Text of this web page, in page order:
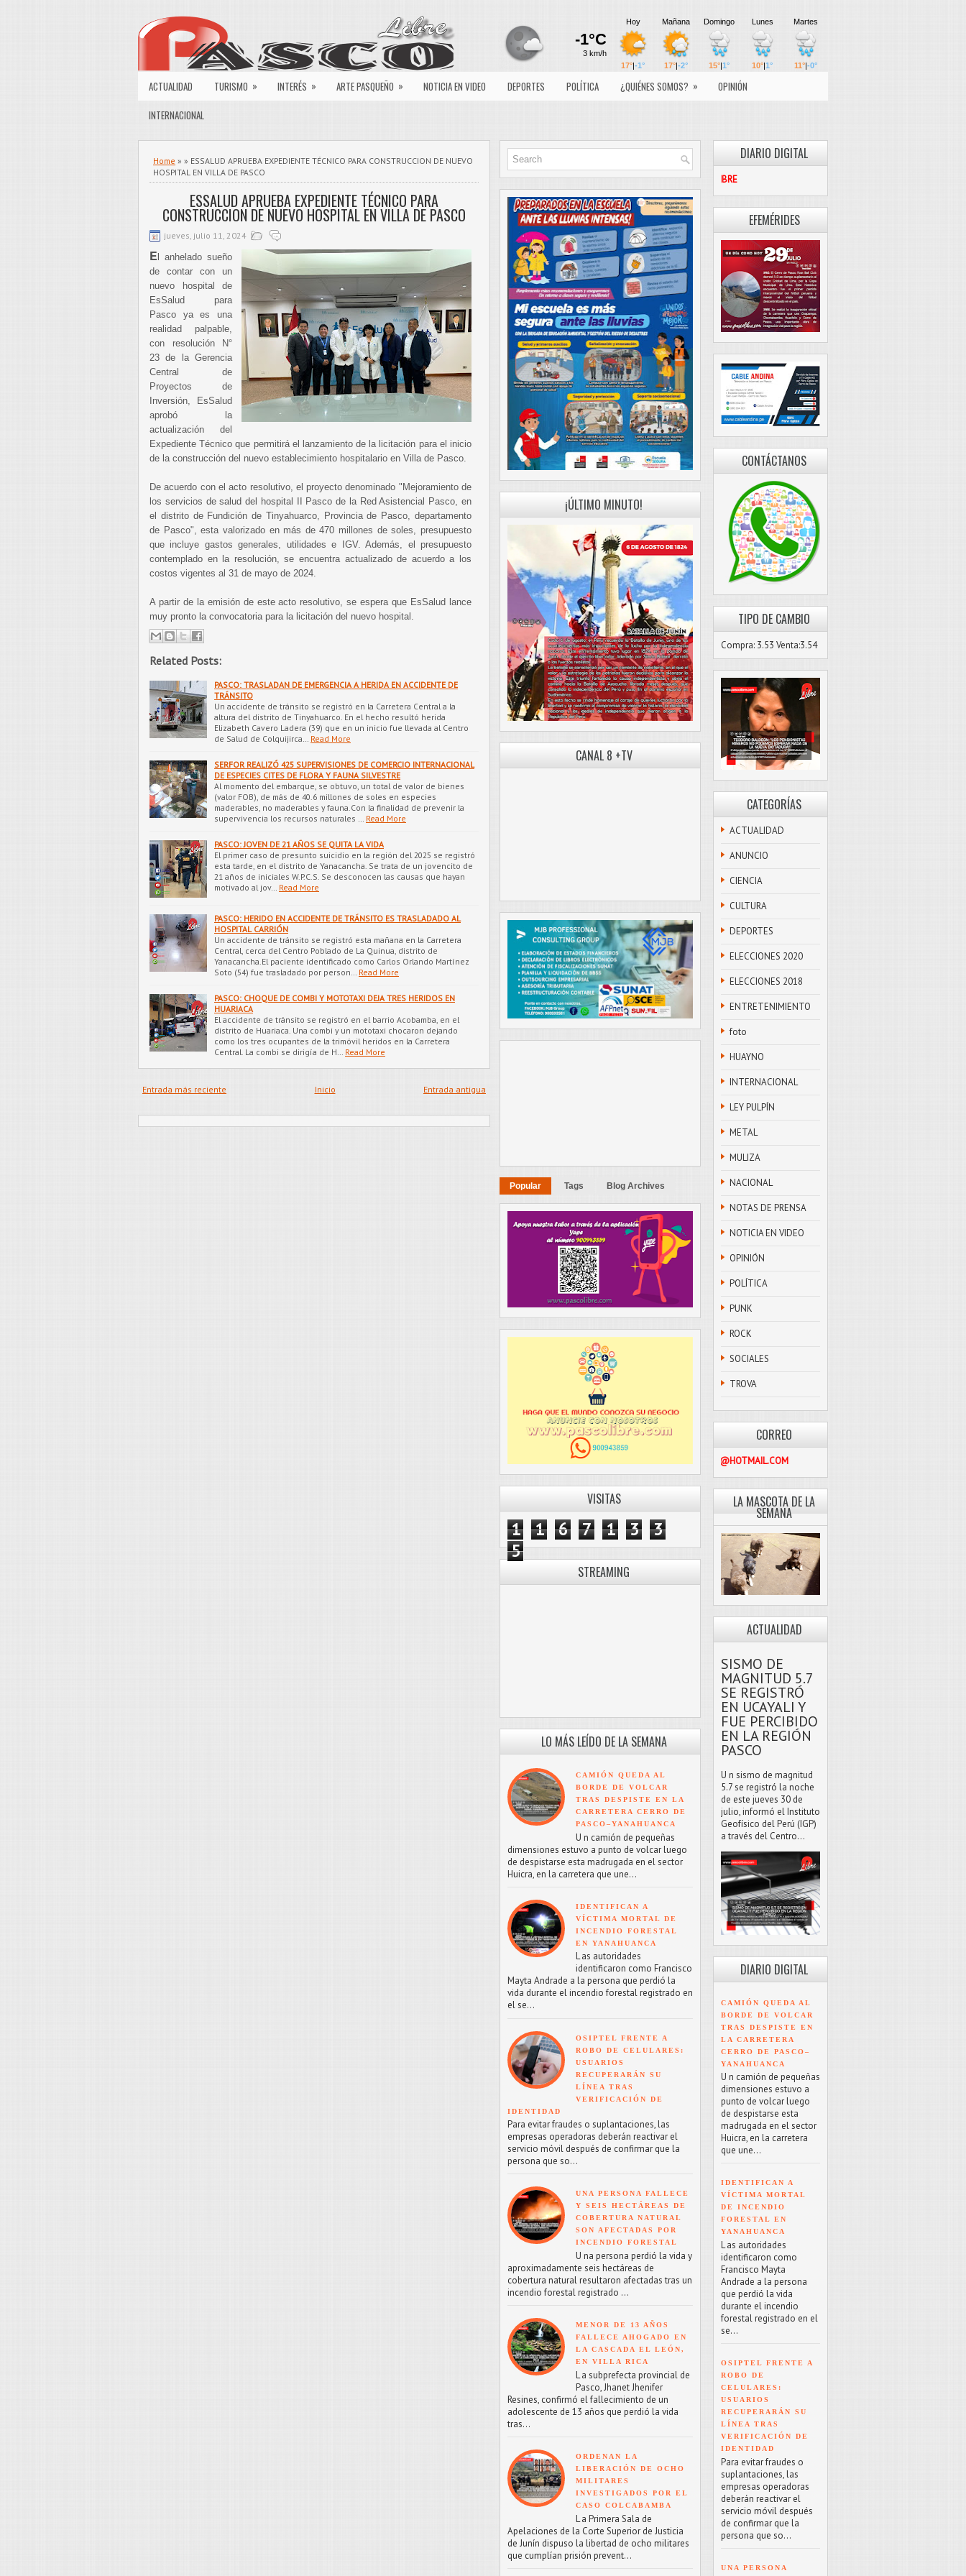
ACTUALIDAD TURISMO » INTERÉS » ARTE PASQUEÑO » NOTICIA EN VIDEO DEPORTES POLÍTICA ¿QUIÉNES SOMOS? »
OPINIÓN
INTERNACIONAL
Home » » ESSALUD APRUEBA EXPEDIENTE TÉCNICO PARA CONSTRUCCION DE NUEVO
HOSPITAL EN VILLA DE PASCO
ESSALUD APRUEBA EXPEDIENTE TÉCNICO PARA
CONSTRUCCION DE NUEVO HOSPITAL EN VILLA DE PASCO
jueves, julio 11, 2024
E l anhelado sueño
de contar con un
nuevo hospital de
EsSalud para
Pasco ya es una
realidad palpable,
con resolución N°
23 de la Gerencia
Central de
Proyectos de
Inversión, EsSalud
aprobó la
actualización del
Expediente Técnico que permitirá el lanzamiento de la licitación para el inicio
de la construcción del nuevo establecimiento hospitalario en Villa de Pasco.
De acuerdo con el acto resolutivo, el proyecto denominado "Mejoramiento de
los servicios de salud del hospital II Pasco de la Red Asistencial Pasco, en
el distrito de Fundición de Tinyahuarco, Provincia de Pasco, departamento
de Pasco", esta valorizado en más de 470 millones de soles, presupuesto
que incluye gastos generales, utilidades e IGV. Además, el presupuesto
contemplado en la resolución, se encuentra actualizado de acuerdo a los
costos vigentes al 31 de mayo de 2024.
A partir de la emisión de este acto resolutivo, se espera que EsSalud lance
muy pronto la convocatoria para la licitación del nuevo hospital.
Related Posts:
PASCO: TRASLADAN DE EMERGENCIA A HERIDA EN ACCIDENTE DE
TRÁNSITO
Un accidente de tránsito se registró en la Carretera Central a la
altura del distrito de Tinyahuarco. En el hecho resultó herida
Elizabeth Cavero Ladera (39) que en un inicio fue llevada al Centro
de Salud de Colquijirca…
Read More
SERFOR REALIZÓ 425 SUPERVISIONES DE COMERCIO INTERNACIONAL
DE ESPECIES CITES DE FLORA Y FAUNA SILVESTRE
Al momento del embarque, se obtuvo, un total de valor de bienes
(valor FOB), de más de 40.6 millones de soles en especies
maderables, no maderables y fauna.Con la finalidad de prevenir la
supervivencia los recursos naturales …
Read More
PASCO: JOVEN DE 21 AÑOS SE QUITA LA VIDA
El primer caso de presunto suicidio en la región del 2025 se registró
esta tarde, en el distrito de Yanacancha. Se trata de un jovencito de
21 años de iniciales W.P.C.S. Se desconocen las causas que hayan
motivado al jov…
Read More
PASCO: HERIDO EN ACCIDENTE DE TRÁNSITO ES TRASLADADO AL
HOSPITAL CARRIÓN
Un accidente de tránsito se registró esta mañana en la Carretera
Central, cerca del Centro Poblado de La Quinua, distrito de
Yanacancha.El paciente identificado como Carlos Orlando Martínez
Soto (54) fue trasladado por person…
Read More
PASCO: CHOQUE DE COMBI Y MOTOTAXI DEJA TRES HERIDOS EN
HUARIACA
El accidente de tránsito se registró en el barrio Acobamba, en el
distrito de Huariaca. Una combi y un mototaxi chocaron dejando
como los tres ocupantes de la trimóvil heridos en la Carretera
Central. La combi se dirigía de H…
Read More
Entrada más reciente Entrada antigua
Inicio
¡ÚLTIMO MINUTO!
CANAL 8 +TV
Popular Tags Blog Archives
VISITAS
1 1 6 7 1 3
3
5
STREAMING
LO MÁS LEÍDO DE LA SEMANA
CAMIÓN QUEDA AL
BORDE DE VOLCAR
TRAS DESPISTE EN LA
CARRETERA CERRO DE
PASCO–YANAHUANCA
U n camión de pequeñas
dimensiones estuvo a punto de volcar luego
de despistarse esta madrugada en el sector
Huicra, en la carretera que une...
IDENTIFICAN A
VÍCTIMA MORTAL DE
INCENDIO FORESTAL
EN YANAHUANCA
L as autoridades
identificaron como Francisco
Mayta Andrade a la persona que perdió la
vida durante el incendio forestal registrado en
el se...
OSIPTEL FRENTE A
ROBO DE CELULARES:
USUARIOS
RECUPERARÁN SU
LÍNEA TRAS
VERIFICACIÓN DE
IDENTIDAD
Para evitar fraudes o suplantaciones, las
empresas operadoras deberán reactivar el
servicio móvil después de confirmar que la
persona que so...
UNA PERSONA FALLECE
Y SEIS HECTÁREAS DE
COBERTURA NATURAL
SON AFECTADAS POR
INCENDIO FORESTAL
U na persona perdió la vida y
aproximadamente seis hectáreas de
cobertura natural resultaron afectadas tras un
incendio forestal registrado ...
MENOR DE 13 AÑOS
FALLECE AHOGADO EN
LA CASCADA EL LEÓN,
EN VILLA RICA
L a subprefecta provincial de
Pasco, Jhanet Jhenifer
Resines, confirmó el fallecimiento de un
adolescente de 13 años que perdió la vida
tras...
ORDENAN LA
LIBERACIÓN DE OCHO
MILITARES
INVESTIGADOS POR EL
CASO COLCABAMBA
L a Primera Sala de
Apelaciones de la Corte Superior de Justicia
de Junín dispuso la libertad de ocho militares
que cumplían prisión prevent...
DIARIO DIGITAL
EFEMÉRIDES
CONTÁCTANOS
TIPO DE CAMBIO
Compra: 3.53 Venta:3.54
CATEGORÍAS
ACTUALIDAD
ANUNCIO
CIENCIA
CULTURA
DEPORTES
ELECCIONES 2020
ELECCIONES 2018
ENTRETENIMIENTO
foto
HUAYNO
INTERNACIONAL
LEY PULPÍN
METAL
MULIZA
NACIONAL
NOTAS DE PRENSA
NOTICIA EN VIDEO
OPINIÓN
POLÍTICA
PUNK
ROCK
SOCIALES
TROVA
CORREO
PASCOLIBRE@HOTMAIL.COM
LA MASCOTA DE LA
SEMANA
ACTUALIDAD
SISMO DE
MAGNITUD 5.7
SE REGISTRÓ
EN UCAYALI Y
FUE PERCIBIDO
EN LA REGIÓN
PASCO
U n sismo de magnitud
5.7 se registró la noche
de este jueves 30 de
julio, informó el Instituto
Geofísico del Perú (IGP)
a través del Centro...
DIARIO DIGITAL
CAMIÓN QUEDA AL
BORDE DE VOLCAR
TRAS DESPISTE EN
LA CARRETERA
CERRO DE PASCO–
YANAHUANCA
U n camión de pequeñas
dimensiones estuvo a
punto de volcar luego
de despistarse esta
madrugada en el sector
Huicra, en la carretera
que une...
IDENTIFICAN A
VÍCTIMA MORTAL
DE INCENDIO
FORESTAL EN
YANAHUANCA
L as autoridades
identificaron como
Francisco Mayta
Andrade a la persona
que perdió la vida
durante el incendio
forestal registrado en el
se...
OSIPTEL FRENTE A
ROBO DE
CELULARES:
USUARIOS
RECUPERARÁN SU
LÍNEA TRAS
VERIFICACIÓN DE
IDENTIDAD
Para evitar fraudes o
suplantaciones, las
empresas operadoras
deberán reactivar el
servicio móvil después
de confirmar que la
persona que so...
UNA PERSONA